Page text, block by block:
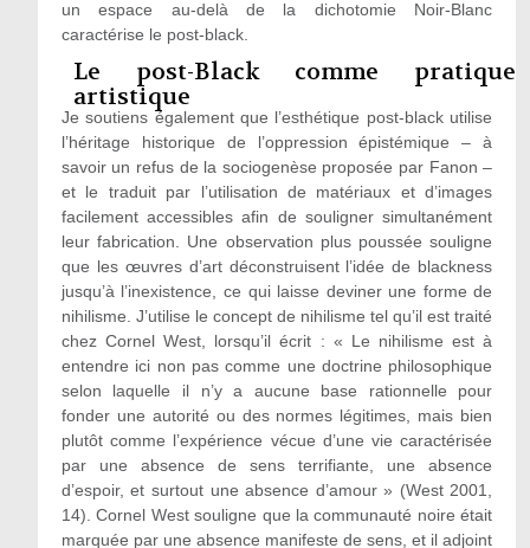
un espace au-delà de la dichotomie Noir-Blanc
caractérise le post-black.
Le post-Black comme pratique
artistique
Je soutiens également que l’esthétique post-black utilise
l’héritage historique de l’oppression épistémique – à
savoir un refus de la sociogenèse proposée par Fanon –
et le traduit par l’utilisation de matériaux et d’images
facilement accessibles afin de souligner simultanément
leur fabrication. Une observation plus poussée souligne
que les œuvres d’art déconstruisent l’idée de blackness
jusqu’à l’inexistence, ce qui laisse deviner une forme de
nihilisme. J’utilise le concept de nihilisme tel qu’il est traité
chez Cornel West, lorsqu’il écrit : « Le nihilisme est à
entendre ici non pas comme une doctrine philosophique
selon laquelle il n’y a aucune base rationnelle pour
fonder une autorité ou des normes légitimes, mais bien
plutôt comme l’expérience vécue d’une vie caractérisée
par une absence de sens terrifiante, une absence
d’espoir, et surtout une absence d’amour » (West 2001,
14). Cornel West souligne que la communauté noire était
marquée par une absence manifeste de sens, et il adjoint